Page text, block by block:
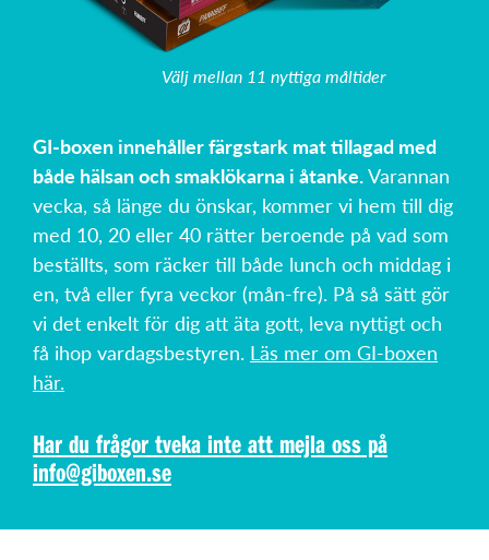
Välj mellan 11 nyttiga måltider
GI-boxen innehåller färgstark mat tillagad med
både hälsan och smaklökarna i åtanke.Varannan
vecka, så länge du önskar, kommer vi hem till dig
med 10, 20 eller 40 rätter beroende på vad som
beställts, som räcker till både lunch och middag i
en, två eller fyra veckor (mån-fre). På så sätt gör
vi det enkelt för dig att äta gott, leva nyttigt och
få ihop vardagsbestyren. Läs mer om GI-boxen
här.
Har du frågor tveka inte att mejla oss på
info@giboxen.se